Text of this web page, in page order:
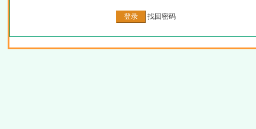
找回密码